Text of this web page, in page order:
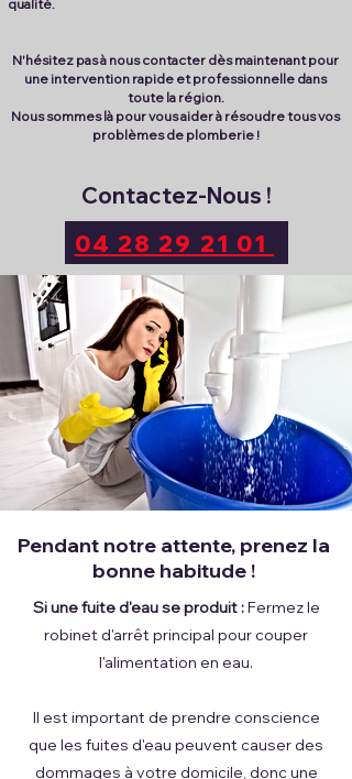
qualité.
N'hésitez pas à nous contacter dès maintenant pour
une intervention rapide et professionnelle dans
toute la région.
Nous sommes là pour vous aider à résoudre tous vos
problèmes de plomberie !
Contactez-Nous !
04 28 29 21 01
Pendant notre attente, prenez la
bonne habitude !
Si une fuite d'eau se produit :Fermez le
robinet d'arrêt principal pour couper
l'alimentation en eau.
Il est important de prendre conscience
que les fuites d'eau peuvent causer des
dommages à votre domicile, donc une